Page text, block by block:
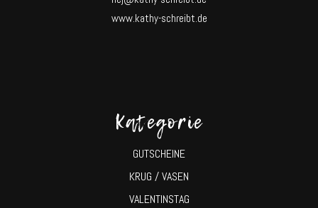
www.kathy-schreibt.de
Kategorie
GUTSCHEINE
KRUG / VASEN
VALENTINSTAG